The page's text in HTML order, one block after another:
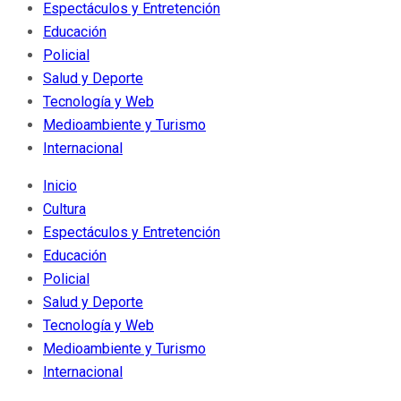
Espectáculos y Entretención
Educación
Policial
Salud y Deporte
Tecnología y Web
Medioambiente y Turismo
Internacional
Inicio
Cultura
Espectáculos y Entretención
Educación
Policial
Salud y Deporte
Tecnología y Web
Medioambiente y Turismo
Internacional